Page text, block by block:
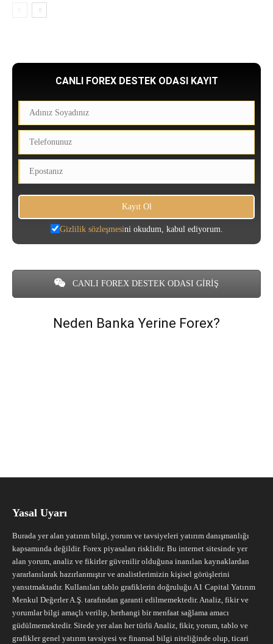
CANLI FOREX DESTEK ODASI KAYIT
Gizlilik sözleşmesini okudum, kabul ediyorum.
CANLI FOREX DESTEK ODASI GİRİŞ
Neden Banka Yerine Forex?
Yasal Uyarı
Burada yer alan yatırım bilgi, yorum ve tavsiyeleri yatırım danışmanlığı
kapsamında değildir. Forex piyasaları risklidir. Bu internet sitesinde yer
alan yorum, analiz ve fikirler güvenilir olduğuna inanılan kaynaklardan
yararlanılarak hazırlanmıştır ve analistlerimizin kişisel görüşlerini
yansıtmaktadır. Kullanılan tablo grafiklerin doğruluğu A1 Capital Yatırım
Menkul Değerler A.Ş. tarafından garanti edilmemektedir. Analiz, fikir ve
yorumlar bilgi amaçlı verilip, herhangi bir menfaat sağlama amacı
güdülmemektedir. Sitede yer alan her türlü Analiz, fikir, yorum, tablo ve
grafikler genel yatırım tavsiyesi ve finansal bilgi niteliğinde olup, ticari